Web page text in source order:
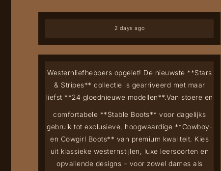
2 days ago
Westernliefhebbers opgelet! De nieuwste **Stars
& Stripes** collectie is gearriveerd met maar
liefst **24 gloednieuwe modellen**.Van stoere en
comfortabele **Stable Boots** voor dagelijks
gebruik tot exclusieve, hoogwaardige **Cowboy-
en Cowgirl Boots** van premium kwaliteit. Kies
uit klassieke westernstijlen, luxe leersoorten en
opvallende designs – voor zowel dames als